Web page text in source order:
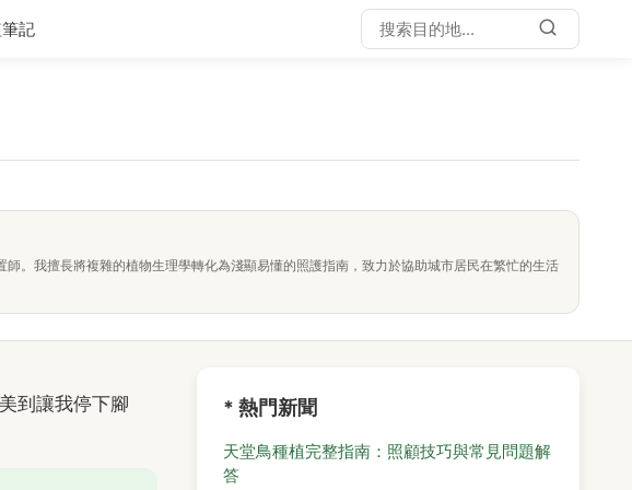
記
。我擅長將複雜的植物生理學轉化為淺顯易懂的照護指南，致力於協助城市居民在繁忙的生活
到讓我停下腳
* 熱門新聞
天堂鳥種植完整指南：照顧技巧與常見問題解
答